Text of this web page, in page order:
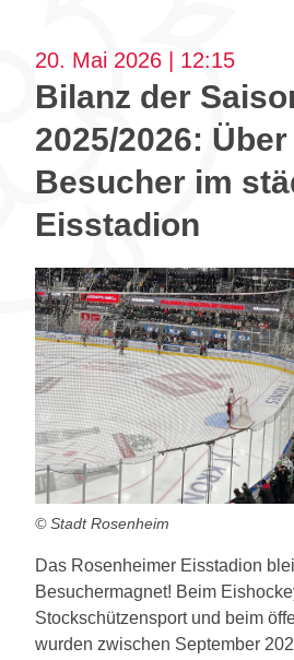
20. Mai 2026 | 12:15
Bilanz der
2025/2026:
Besucher im
Eisstadion
© Stadt Rosenheim
Das Rosenheimer Eisstadion
Besuchermagnet! Beim
Stockschützensport und beim
wurden zwischen September